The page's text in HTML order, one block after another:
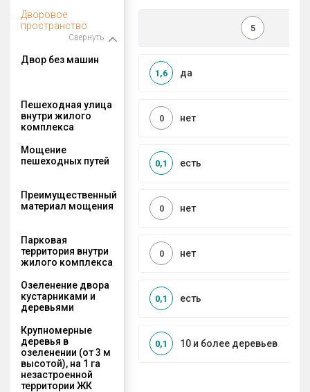
Дворовое
пространство
Свернуть
5
Двор без машин
да
1,6
Пешеходная улица
внутри жилого
комплекса
нет
0
Мощение
пешеходных путей
есть
0,1
Преимущественный
материал мощения
нет
0
Парковая
территория внутри
жилого комплекса
нет
0
Озеленение двора
кустарниками и
деревьями
есть
0,1
Крупномерные
деревья в
озеленении (от 3 м
высотой), на 1 га
незастроенной
территории ЖК
10 и более деревьев
0,1